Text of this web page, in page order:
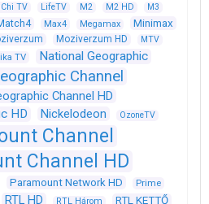
TV LifeTV M2 M2 HD M3
Max4 Megamax Minimax
Moziverzum HD
MTV
TV National Geographic
Channel
Channel HD
HD
Nickelodeon OzoneTV
Channel
Channel HD
Paramount Network HD Prime
RTL HD RTL Három RTL KETTŐ